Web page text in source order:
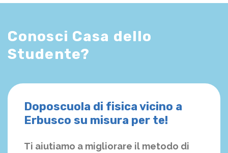
Conosci Casa dello
Studente?
Doposcuola di fisica vicino a
Erbusco su misura per te!
Ti aiutiamo a migliorare il metodo di